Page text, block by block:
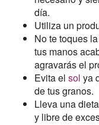
día.
Utiliza un
No te toques
tus manos
agravarás el
Evita el sol ya
de tus granos.
Lleva una
y libre de